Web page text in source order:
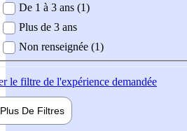
De 1 à 3 ans (1)
Plus de 3 ans
Non renseignée (1)
le filtre de l'expérience demandée
Plus De Filtres